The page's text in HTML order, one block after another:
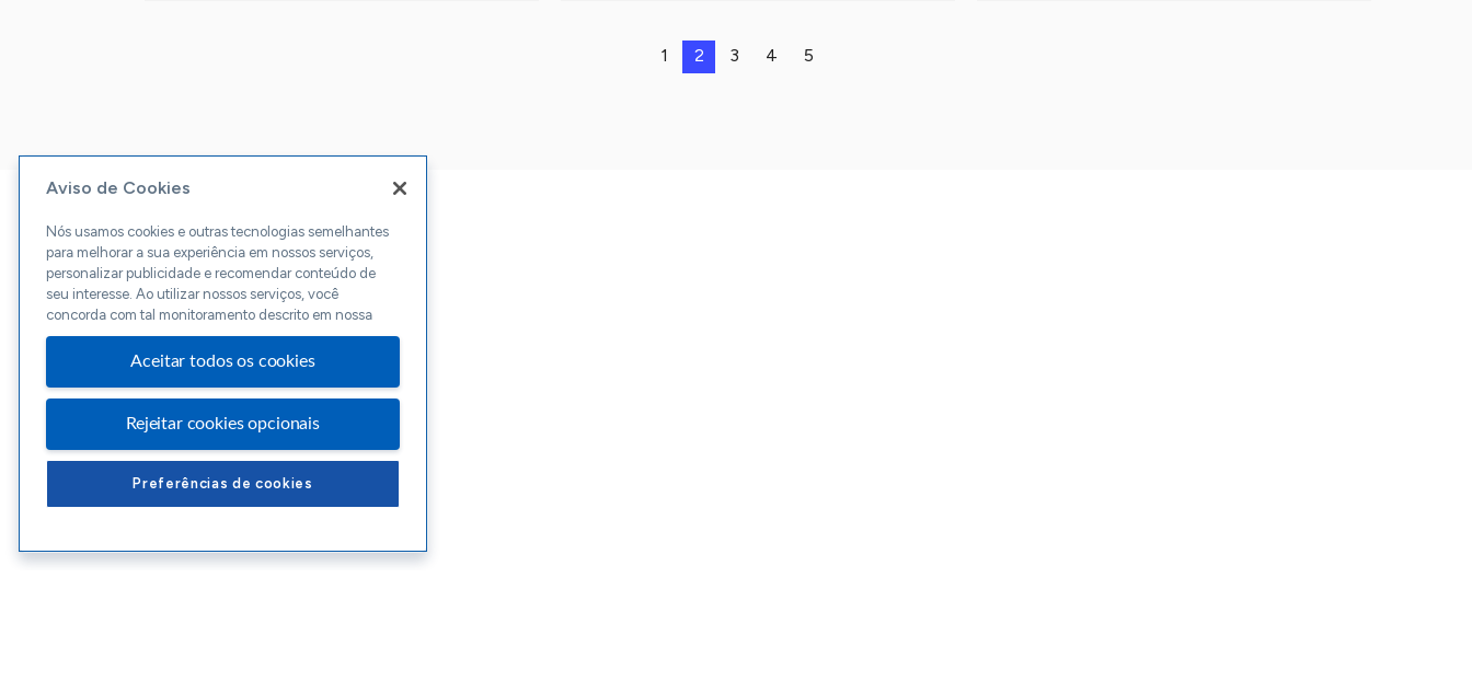
1 2 3 4 5
Aviso de Cookies
Nós usamos cookies e outras tecnologias semelhantes
para melhorar a sua experiência em nossos serviços,
personalizar publicidade e recomendar conteúdo de
seu interesse. Ao utilizar nossos serviços, você
concorda com tal monitoramento descrito em nossa
Aceitar todos os cookies
Rejeitar cookies opcionais
Preferências de cookies